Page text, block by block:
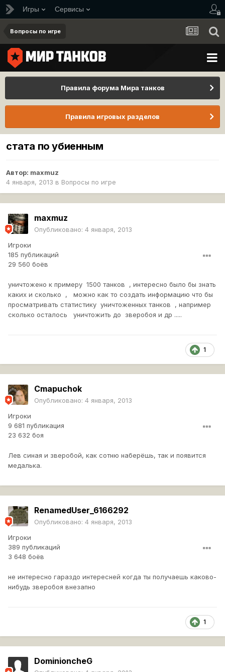
Игры Сервисы
Вопросы по игре
Правила форума Мира танков
Правила игровых разделов
стата по убиенным
Автор: maxmuz
4 января, 2013 в Вопросы по игре
maxmuz
Опубликовано: 4 января, 2013
Игроки
185 публикаций
29 560 боёв
уничтожено к примеру 1500 танков , интересно было бы знать
каких и сколько , можно как то создать информацию что бы
просматривать статистику уничтоженных танков , например
сколько осталось уничтожить до зверобоя и др .....
1
Cmapuchok
Опубликовано: 4 января, 2013
Игроки
9 681 публикация
23 632 боя
Лев синая и зверобой, как сотню наберёшь, так и появится
медалька.
RenamedUser_6166292
Опубликовано: 4 января, 2013
Игроки
389 публикаций
3 648 боёв
не интересно гараздо интересней когда ты получаешь каково-
нибудь зверобоя внезапно
1
DominioncheG